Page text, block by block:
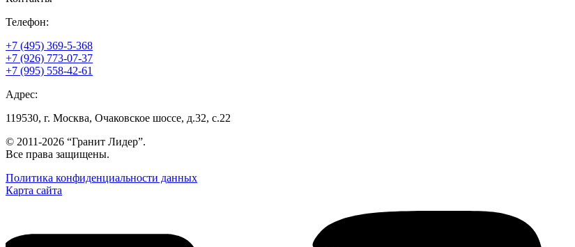
Телефон:
+7 (495) 369-5-368
+7 (926) 773-07-37
+7 (995) 558-42-61
Адрес:
119530, г. Москва, Очаковское шоссе, д.32, с.22
© 2011-2026 “Гранит Лидер”.
Все права защищены.
Политика конфиденциальности данных
Карта сайта